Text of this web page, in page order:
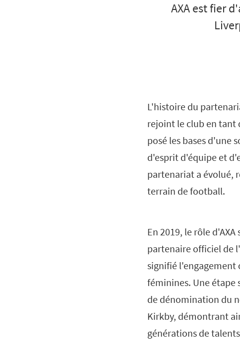
AXA est fier
L'histoire du
rejoint le club en tant
posé les bases d'une
d'esprit d'équipe et
partenariat a évolué,
terrain de football.
En 2019, le rôle
partenaire officiel de
signifié l'engagement
féminines. Une étape
de dénomination du
Kirkby, démontrant
générations de